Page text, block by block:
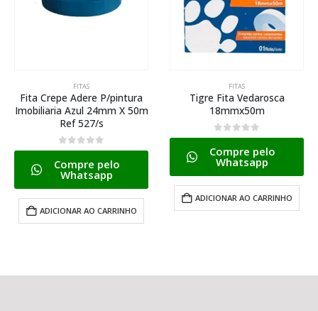
FITAS
Fita Crepe Adere P/pintura
Imobiliaria Azul 24mm X 50m
Ref 527/s
0de 5
Compre pelo
Whatsapp
ADICIONAR AO CARRINHO
FITAS
Tigre Fita Vedarosca
18mmx50m
0de 5
Compre pelo
Whatsapp
ADICIONAR AO CARRINHO